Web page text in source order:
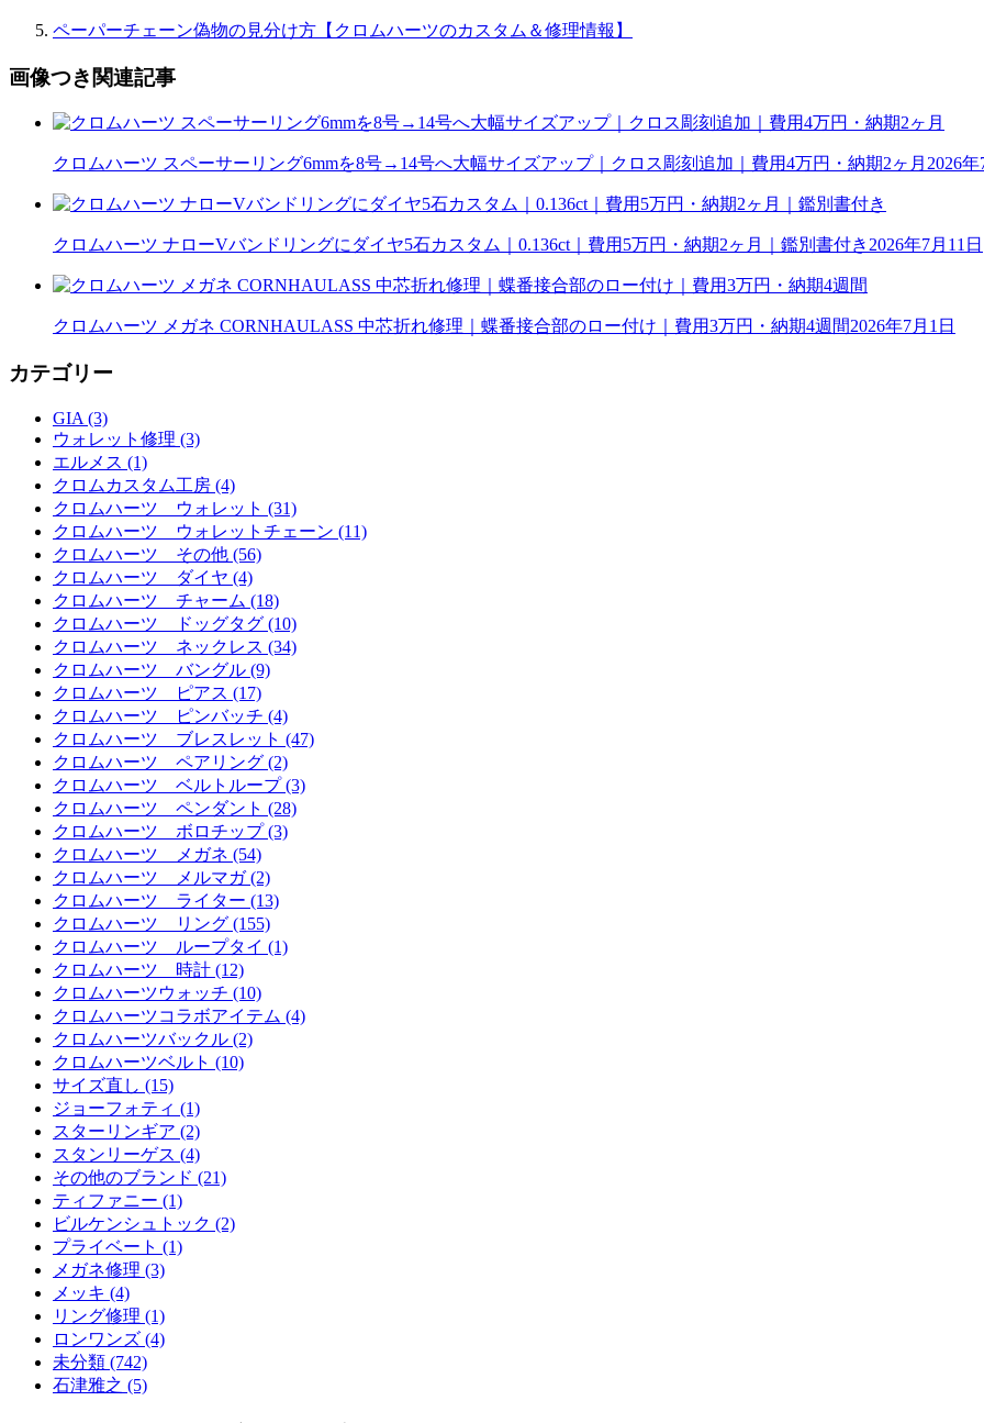
ペーパーチェーン偽物の見分け方【クロムハーツのカスタム＆修理情報】
画像つき関連記事
クロムハーツ スペーサーリング6mmを8号→14号へ大幅サイズアップ｜クロス彫刻追加｜費用4万円・納期2ヶ月 2026
クロムハーツ ナローVバンドリングにダイヤ5石カスタム｜0.136ct｜費用5万円・納期2ヶ月｜鑑別書付き 2026年7月11日
クロムハーツ メガネ CORNHAULASS 中芯折れ修理｜蝶番接合部のロー付け｜費用3万円・納期4週間2026年7月1日
カテゴリー
GIA (3)
ウォレット修理 (3)
エルメス (1)
クロムカスタム工房 (4)
クロムハーツ ウォレット (31)
クロムハーツ ウォレットチェーン (11)
クロムハーツ その他 (56)
クロムハーツ ダイヤ (4)
クロムハーツ チャーム (18)
クロムハーツ ドッグタグ (10)
クロムハーツ ネックレス (34)
クロムハーツ バングル (9)
クロムハーツ ピアス (17)
クロムハーツ ピンバッチ (4)
クロムハーツ ブレスレット (47)
クロムハーツ ペアリング (2)
クロムハーツ ベルトループ (3)
クロムハーツ ペンダント (28)
クロムハーツ ボロチップ (3)
クロムハーツ メガネ (54)
クロムハーツ メルマガ (2)
クロムハーツ ライター (13)
クロムハーツ リング (155)
クロムハーツ ループタイ (1)
クロムハーツ 時計 (12)
クロムハーツウォッチ (10)
クロムハーツコラボアイテム (4)
クロムハーツバックル (2)
クロムハーツベルト (10)
サイズ直し (15)
ジョーフォティ (1)
スターリンギア (2)
スタンリーゲス (4)
その他のブランド (21)
ティファニー (1)
ビルケンシュトック (2)
プライベート (1)
メガネ修理 (3)
メッキ (4)
リング修理 (1)
ロンワンズ (4)
未分類 (742)
石津雅之 (5)